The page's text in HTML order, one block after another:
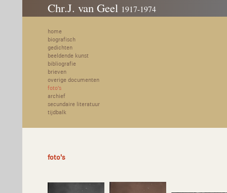
Chr.J. van Geel 1917-1974
home
biografisch
gedichten
beeldende kunst
bibliografie
brieven
overige documenten
foto's
archief
secundaire literatuur
tijdbalk
foto's